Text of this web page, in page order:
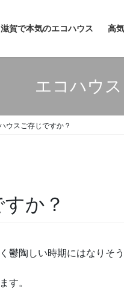
滋賀で本気のエコハウス 高
エコハウ
ウスご存じですか？
か？
鬱陶しい時期にはなりそう
す。